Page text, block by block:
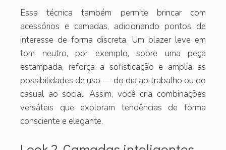
Essa técnica também permite brincar com
acessórios e camadas, adicionando pontos de
interesse de forma discreta. Um blazer leve em
tom neutro, por exemplo, sobre uma peça
estampada, reforça a sofisticação e amplia as
possibilidades de uso — do dia ao trabalho ou do
casual ao social. Assim, você cria combinações
versáteis que exploram tendências de forma
consciente e elegante.